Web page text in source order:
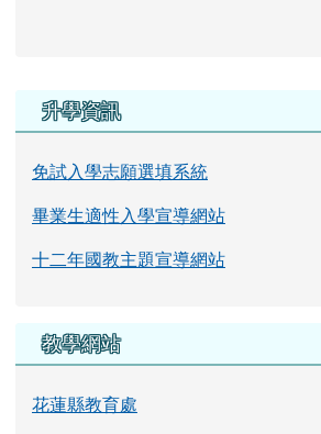
右邊區域內容
升學資訊
免試入學志願選填系統
畢業生適性入學宣導網站
十二年國教主題宣導網站
教學網站
花蓮縣教育處